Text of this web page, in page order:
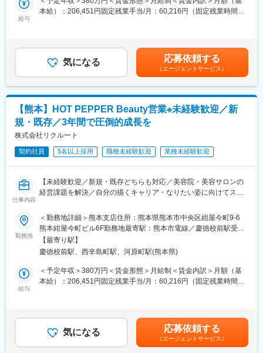
とができる環境！
美容サロンに対して『HOT PEPPER Beauty』や『サロンボー
ド』の活用提案を中心とした、集客や業務・経営支援の企画提案
・課題・ニーズの抽出
・データ分析に基づく集客や業務・経営支援の企画提案
・企画の実行
・効果検証・アフターフォローの実施
〈一日の流れ(例)〉
＜午前＞
・出社後、ミーティングで情報共有
・商談スキルUPのロールプレイ
・当日の商談準備
・お客さま先を訪問し売上アップを目指す企画を提案
・担当エリアの新規開拓
・オフィスに戻ってデスクワーク
・翌日のスケジュール確認や日報
■扱うサービス
『HOT PEPPER Beauty』：国内最大級のヘアサロン、リラク＆
■働く環境
20代・30代の若手メンバーが活躍中。中途入社は90％以上です。
給与
本給）：206,451円固定残業手当/月：60,216円（固定残業時間35
～3月在籍分を6月に、支給）【年収例（1）】380万円営業職／入
社1年目 固定月給266,667円＋賞与30万円×年2回の場合【年収例
（2）】年収420万円 営業職／ 経験2年 ／月給30万円＋賞与(年二
回)賃金はあくまでも目安の金額であり、選考を通じて上下する可
能性があります。月給(月額)は固定手当を含めた表記です。
気になる 応募依頼する
（エージェントサービス）
【熊本】HOT PEPPER Beauty営業※未経験歓迎／新
規・既存／3年間で圧倒的成長を
株式会社リクルート
契約社員 5名以上採用 職種未経験歓迎 業種未経験歓迎
仕事内容
【未経験歓迎／新規・既存どちらも対応／美容院・美容サロンの
経営課題を解決／自分の描くキャリア・なりたい姿に向けてスタ
■メインミッション：
美容院・美容サロンの抱える経営課題に対して、WEBサイトと連
携したデータを元に提案を行い、店舗運営を伴走して地域の美容
業界を盛り上げる仕事です！
■提案商材：
（1）ホットペッパービューティー：
「予約管理をデジタル化したい」「現場のオペレーションを円滑
にしたい」などの業務課題を解決するサービスです。
勤務地
＜勤務地詳細＞熊本支店住所：熊本県熊本市中央区紺屋今町9‐6
熊本紺屋今町ビル6F勤務地最寄駅：熊本市電線／慶徳校前駅受動
喫煙対策：屋内全面禁煙変更の範囲：会社の定める事業所
【最寄り駅】
慶徳校前駅、西辛島町駅、河原町駅(熊本県)
給与
＜予定年収＞380万円＜賃金形態＞月給制＜賃金内訳＞月額（基
本給）：206,451円固定残業手当/月：60,216円（固定残業時間35
～3月在籍分を6月に、支給）【年収例（1）】380万円営業職／入
社1年目 固定月給266,667円＋賞与30万円×年2回の場合【年収例
（2）】年収420万円 営業職／ 経験2年 ／月給30万円＋賞与(年二
気になる 応募依頼する
（エージェントサービス）